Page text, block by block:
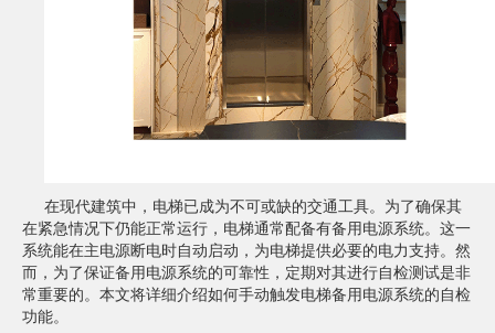
在现代建筑中，电梯已成为不可或缺的交通工具。为了确保其
在紧急情况下仍能正常运行，电梯通常配备有备用电源系统。这一
系统能在主电源断电时自动启动，为电梯提供必要的电力支持。然
而，为了保证备用电源系统的可靠性，定期对其进行自检测试是非
常重要的。本文将详细介绍如何手动触发电梯备用电源系统的自检
功能。